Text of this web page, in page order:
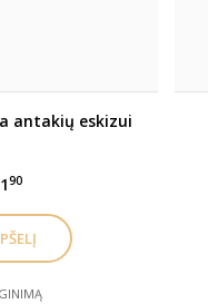
antakių eskizui
90